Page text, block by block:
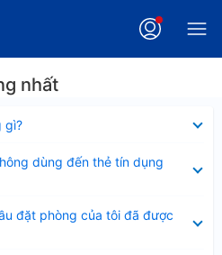
nhất
gì?
dùng đến thẻ tín dụng
đặt phòng của tôi đã được